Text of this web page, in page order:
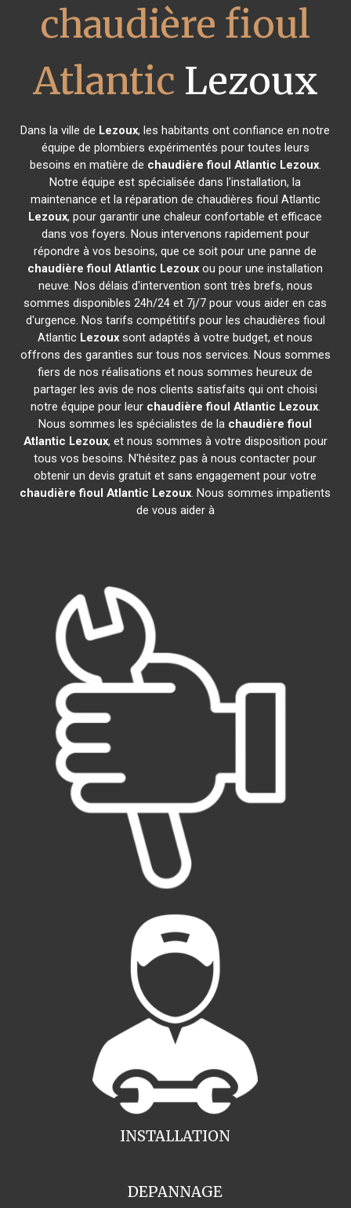
chaudière fioul
Atlantic Lezoux
Dans la ville de Lezoux, les habitants ont confiance en notre
équipe de plombiers expérimentés pour toutes leurs
besoins en matière de chaudière fioul Atlantic Lezoux.
Notre équipe est spécialisée dans l'installation, la
maintenance et la réparation de chaudières fioul Atlantic
Lezoux, pour garantir une chaleur confortable et efficace
dans vos foyers. Nous intervenons rapidement pour
répondre à vos besoins, que ce soit pour une panne de
chaudière fioul Atlantic Lezoux ou pour une installation
neuve. Nos délais d'intervention sont très brefs, nous
sommes disponibles 24h/24 et 7j/7 pour vous aider en cas
d'urgence. Nos tarifs compétitifs pour les chaudières fioul
Atlantic Lezoux sont adaptés à votre budget, et nous
offrons des garanties sur tous nos services. Nous sommes
fiers de nos réalisations et nous sommes heureux de
partager les avis de nos clients satisfaits qui ont choisi
notre équipe pour leur chaudière fioul Atlantic Lezoux.
Nous sommes les spécialistes de la chaudière fioul
Atlantic Lezoux, et nous sommes à votre disposition pour
tous vos besoins. N'hésitez pas à nous contacter pour
obtenir un devis gratuit et sans engagement pour votre
chaudière fioul Atlantic Lezoux. Nous sommes impatients
de vous aider à
INSTALLATION
DEPANNAGE